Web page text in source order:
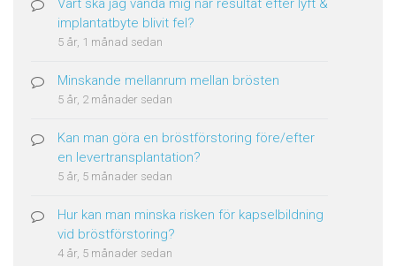
Vart ska jag vända mig när resultat efter lyft &
implantatbyte blivit fel?
5 år, 1 månad sedan
Minskande mellanrum mellan brösten
5 år, 2 månader sedan
Kan man göra en bröstförstoring före/efter
en levertransplantation?
5 år, 5 månader sedan
Hur kan man minska risken för kapselbildning
vid bröstförstoring?
4 år, 5 månader sedan